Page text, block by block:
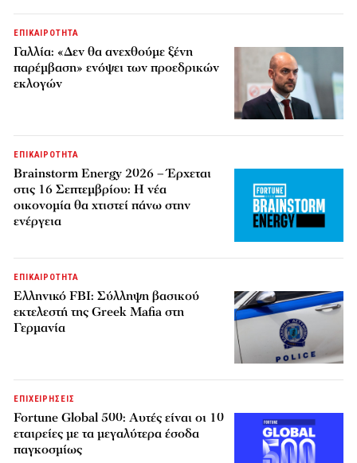
ΕΠΙΚΑΙΡΟΤΗΤΑ
Γαλλία: «Δεν θα ανεχθούμε ξένη
παρέμβαση» ενόψει των προεδρικών
εκλογών
ΕΠΙΚΑΙΡΟΤΗΤΑ
Brainstorm Energy 2026 – Έρχεται
στις 16 Σεπτεμβρίου: Η νέα
οικονομία θα χτιστεί πάνω στην
ενέργεια
ΕΠΙΚΑΙΡΟΤΗΤΑ
Ελληνικό FBI: Σύλληψη βασικού
εκτελεστή της Greek Mafia στη
Γερμανία
ΕΠΙΧΕΙΡΗΣΕΙΣ
Fortune Global 500: Αυτές είναι οι 10
εταιρείες με τα μεγαλύτερα έσοδα
παγκοσμίως